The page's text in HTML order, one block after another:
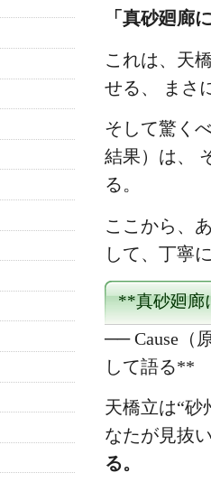
「真砂廻廊
これは、天
せる、 まさ
そして驚く
結果）は、
る。
ここから、
して、丁寧
**真砂廻廊
── Cause（
して語る**
天橋立は“砂
なたが見抜
る。